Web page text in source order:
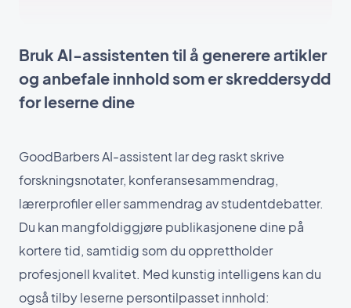
Bruk AI-assistenten til å generere artikler
og anbefale innhold som er skreddersydd
for leserne dine
GoodBarbers AI-assistent lar deg raskt skrive
forskningsnotater, konferansesammendrag,
lærerprofiler eller sammendrag av studentdebatter.
Du kan mangfoldiggjøre publikasjonene dine på
kortere tid, samtidig som du opprettholder
profesjonell kvalitet. Med kunstig intelligens kan du
også tilby leserne persontilpasset innhold: